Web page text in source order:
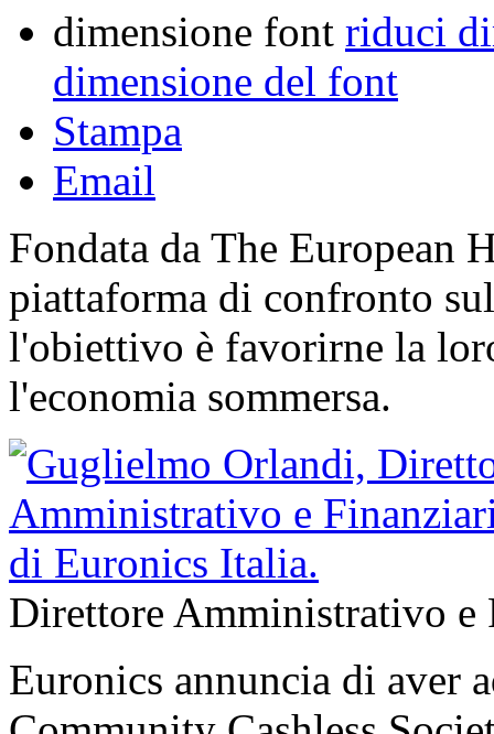
dimensione font riduci
dimensione del font
Stampa
Email
Fondata da The European
piattaforma di confronto
l'obiettivo è favorirne la
l'economia sommersa.
Direttore Amministrativo
Euronics annuncia di aver